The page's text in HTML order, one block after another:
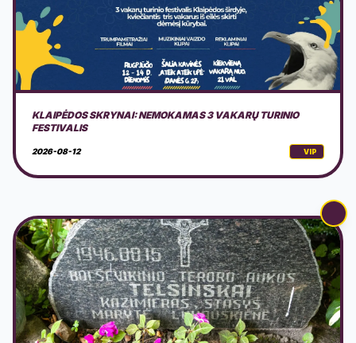
PARTIZANŲ 80-ŲJŲ ŽUVIMO METINIŲ MINĖJIMAS